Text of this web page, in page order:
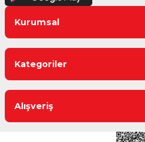
Kurumsal
Kategoriler
Alışveriş